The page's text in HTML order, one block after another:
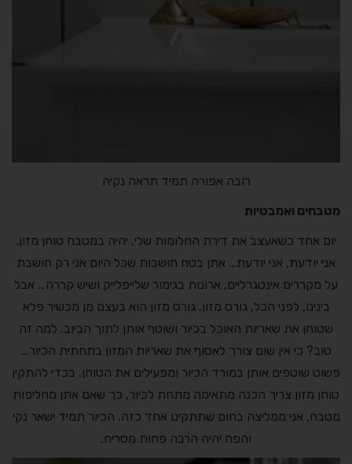
רובה אפורה תמיד תראה נקיה
מטבחים ואמבטיות
יום אחד כשאעצב את דירת החלומות שלי, יהיה במטבח טוחן מזון.
אני יודעת, אני יודעת… אתן בטח חושבות שכל היום אני רק חושבת
על מקררים אינטגרליים, ארונות בגימור שלייפלייק ושיש קררה… אבל
בינינו, לפני הכל, גורס מזון. גורס מזון הוא בעצם מן מכשיר פלא
שטוחן את שאריות האוכל בכיור ושוטף אותן לתוך הביוב. למה זה
טוב? כי אין שום צורך לאסוף את שאריות המזון בתחתית הכיור…
פשוט שוטפים אותן במורד הכיור ומפעילים את הטוחן. בכדי להתקין
טוחן מזון צריך הכנה מתאימה מתחת לכיור, כך שאם אתן מחליפות
מטבח, אני ממליצה בחום שתתקינו אחד כזה. הכיור תמיד ישאר נקי
והפח יהיה הרבה פחות מסריח.